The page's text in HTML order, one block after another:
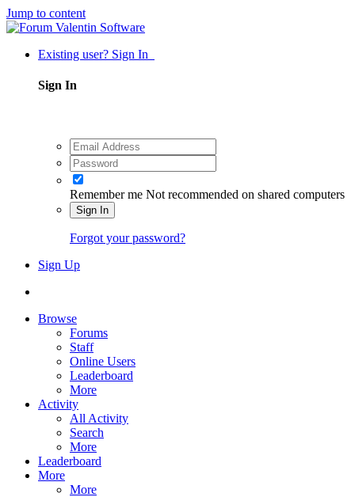
Jump to content
Existing user? Sign In
Sign In
Remember me Not recommended on shared computers
Sign In
Forgot your password?
Sign Up
Browse
Forums
Staff
Online Users
Leaderboard
More
Activity
All Activity
Search
More
Leaderboard
More
More